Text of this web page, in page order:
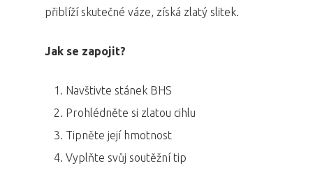
přiblíží skutečné váze, získá zlatý slitek.
Jak se zapojit?
Navštivte stánek BHS
Prohlédněte si zlatou cihlu
Tipněte její hmotnost
Vyplňte svůj soutěžní tip